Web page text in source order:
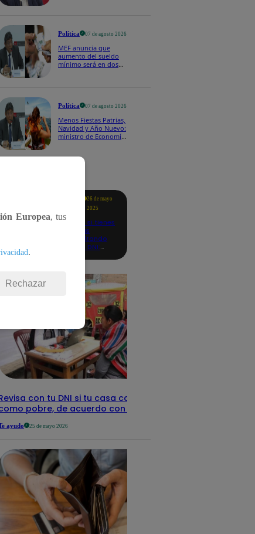
Política 07 de agosto 2026
MEF anuncia que
aumento del sueldo
mínimo será en dos
Política 07 de agosto 2026
Menos Fiestas Patrias,
Navidad y Año Nuevo:
ministro de Economía
a los viernes
26 de mayo
2025
Revisa si tienes
deudas
consultando
con tu DNI:
con tu DNI si tu casa califica
pobre, de acuerdo con el Sisfoh
ayudo 25 de mayo 2026
Europea, tus
.
Rechazar